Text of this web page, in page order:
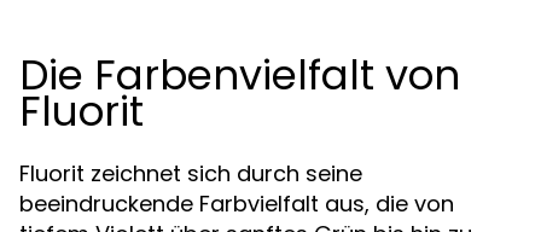
Die Farbenvielfalt von
Fluorit
Fluorit zeichnet sich durch seine
beeindruckende Farbvielfalt aus, die von